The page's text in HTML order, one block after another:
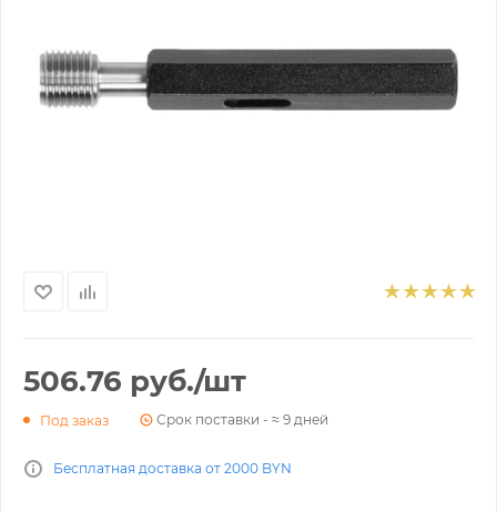
506.76 руб./шт
Под заказ Срок поставки - ≈ 9 дней
Бесплатная доставка от 2000 BYN